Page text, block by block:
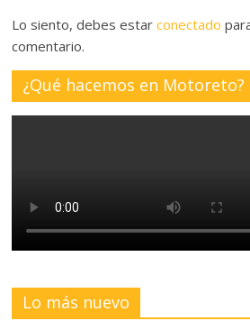
Lo siento, debes estarconectado
comentario.
¿Qué hacemos en Motoreto?
Lo más nuevo